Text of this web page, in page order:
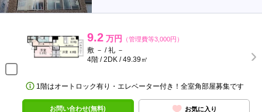
9.2 万円 （管理費等3,000円）
敷 － / 礼 －
4階 / 2DK / 49.39㎡
1階はオートロック有り・エレベーター付き！全室角部屋募集です
お問い合わせ(無料) お気に入り